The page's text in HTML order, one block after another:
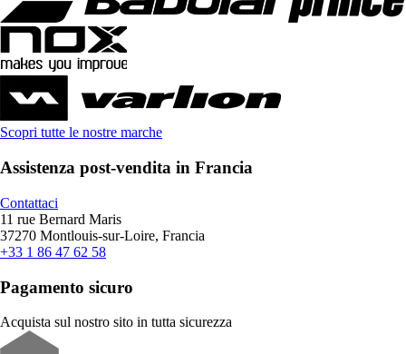
Scopri tutte le nostre marche
Assistenza post-vendita in Francia
Contattaci
11 rue Bernard Maris
37270 Montlouis-sur-Loire, Francia
+33 1 86 47 62 58
Pagamento sicuro
Acquista sul nostro sito in tutta sicurezza